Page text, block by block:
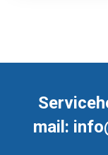
mail: